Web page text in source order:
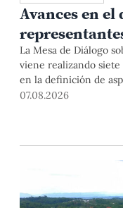
Avances en
La Mesa de Diálogo
viene realizando siete
en la definición de
07.08.2026